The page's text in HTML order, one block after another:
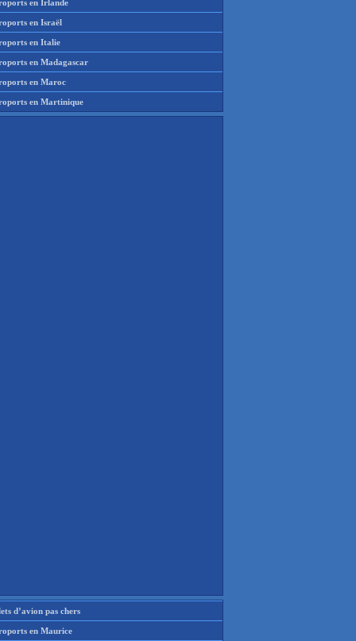
en Irlande
en Israël
en Italie
en Madagascar
en Maroc
en Martinique
d’avion pas chers
en Maurice